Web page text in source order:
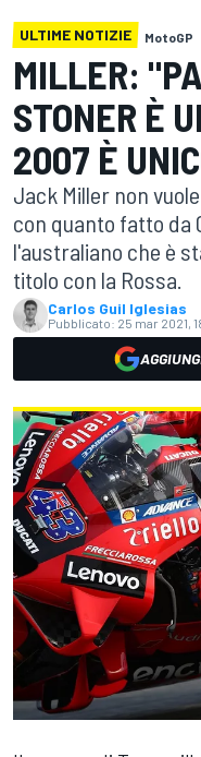
ULTIME NOTIZIE MotoGP
MILLER:
STONER È
2007 È
Jack Miller non
con quanto fatto da
l'australiano che è
titolo con la Rossa.
Carlos Guil Iglesias
Pubblicato: 25 mar 2021,